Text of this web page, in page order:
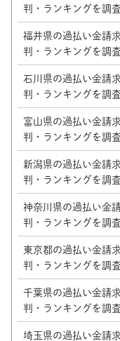
判・ランキングを調査
福井県の過払い金請
判・ランキングを調査
石川県の過払い金請
判・ランキングを調査
富山県の過払い金請
判・ランキングを調査
新潟県の過払い金請
判・ランキングを調査
神奈川県の過払い金
判・ランキングを調査
東京都の過払い金請
判・ランキングを調査
千葉県の過払い金請
判・ランキングを調査
埼玉県の過払い金請